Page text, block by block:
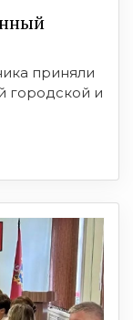
приняли
городской и